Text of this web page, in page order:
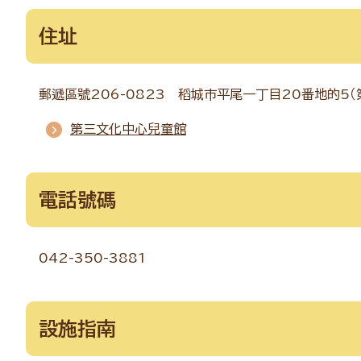
住址
郵遞區號206-0823 稻城市平尾一丁目20番地的5（第
第三文化中心兒童館
電話號碼
042-350-3881
設施指南